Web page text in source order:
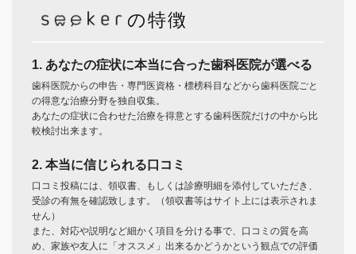
の特徴
1. あなたの症状に本当に合った歯科医院が選べる
歯科医院からの申告・専門医資格・標榜科目などから歯科医院ごと
の得意な治療分野を独自収集。
あなたの症状に合わせた治療を得意とする歯科医院だけの中から比
較検討出来ます。
2. 本当に信じられる口コミ
口コミ投稿には、領収書、もしくは診療明細を添付していただき、
受診の有無を確認致します。（領収書等はサイト上には表示されま
せん）
また、対応や説明など細かく項目を分ける事で、口コミの質を高
め、家族や友人に「オススメ」出来るかどうかという観点での評価